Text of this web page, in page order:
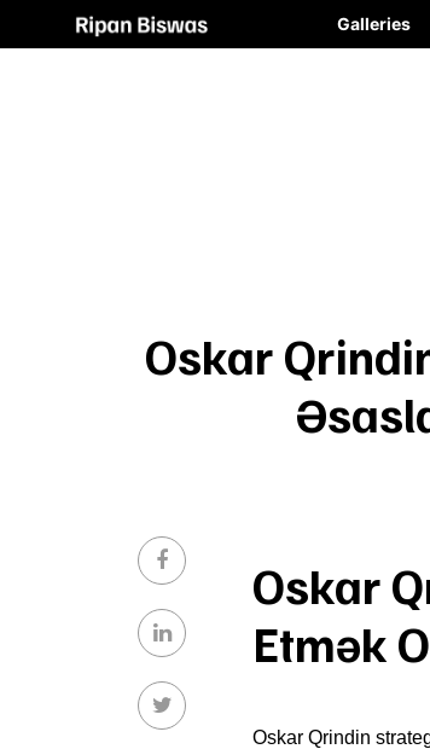
Galleries
Oskar
Oskar
Etmək
Oskar Qrindin